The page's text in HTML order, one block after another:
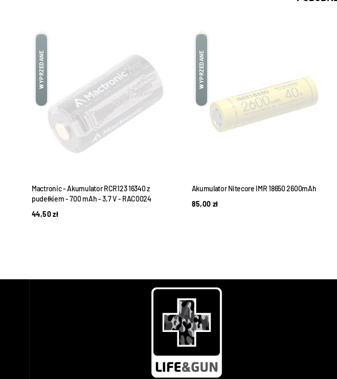
WYPRZEDANE
Mactronic - Akumulator RCR123 16340 z
pudełkiem - 700 mAh - 3,7 V - RAC0024
44,50zł
WYPRZEDANE
Akumulator Nitecore IMR 18650 2600mAh
85,00 zł